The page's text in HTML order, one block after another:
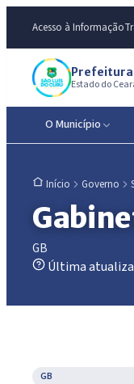
Acesso à Informação
Prefeitura
Estado do
O Município
Início Governo
GB
Última
GB